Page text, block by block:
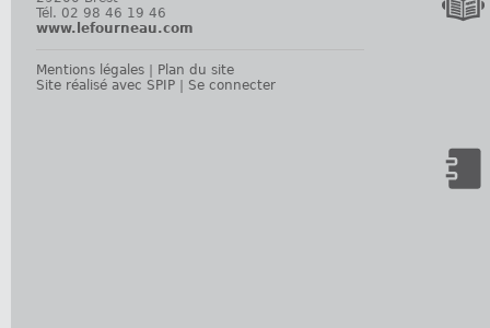
Tél. 02 98 46 19 46
www.lefourneau.com
Mentions légales
Plan du site
Site réalisé avec SPIP
Se connecter